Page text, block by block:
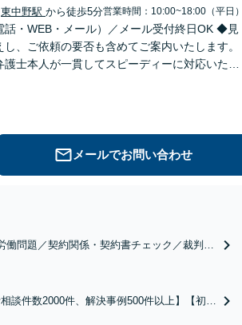
東中野駅 から徒歩5分営業時間：10:00~18:00（平日）
・WEB・メール）／メール受付終日OK ◆見
、ご依頼の要否も含めてご案内いたします。
士本人が一貫してスピーディーに対応いたし
メールでお問い合わせ
働問題／契約関係・契約書チェック／裁判対
ご相談ください！【顧問経験豊富】【個別案
相談件数2000件、解決事例500件以上】【初回